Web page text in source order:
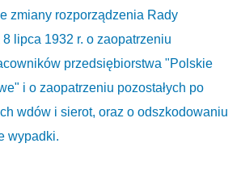
zmiany rozporządzenia Rady
lipca 1932 r. o zaopatrzeniu
przedsiębiorstwa "Polskie
i o zaopatrzeniu pozostałych po
wdów i sierot, oraz o odszkodowaniu
wypadki.